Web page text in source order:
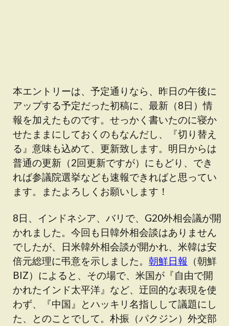
本エントリーは、予定通りなら、昨日の午後に
アップする予定だった初稿に、最新（8日）情
報を加えたものです。せっかく書いたのに寝か
せたままにしておくのもなんだし、『切り替え
る』意味も込めて、更新致します。明日からは
普通の更新（2回更新ですが）にもどり、でき
れば参議院選挙なども速報できればと思ってい
ます。またよろしくお願いします！
8日、インドネシア、バリで、G20外相会議が開
かれました。今回も日韓外相会談はありません
でしたが、日米韓外相会談が開かれ、米韓は安
倍元総理に弔意を示しました。 朝鮮日報 （朝鮮
BIZ）によると、その場で、米国が『自由で開
かれたインド太平洋』など、迂回的な表現を使
わず、『中国』とハッキリ名指しして議題にし
た、とのことでして。朴振（パクジン）外交部